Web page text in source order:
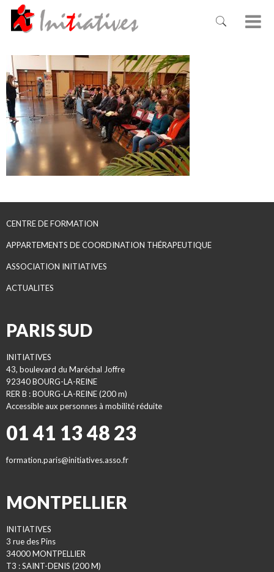
CENTRE DE FORMATION
APPARTEMENTS DE COORDINATION THÉRAPEUTIQUE
ASSOCIATION INITIATIVES
ACTUALITES
PARIS SUD
INITIATIVES
43, boulevard du Maréchal Joffre
92340 BOURG-LA-REINE
RER B : BOURG-LA-REINE (200 m)
Accessible aux personnes à mobilité réduite
01 41 13 48 23
formation.paris@initiatives.asso.fr
MONTPELLIER
INITIATIVES
3 rue des Pins
34000 MONTPELLIER
T3 : SAINT-DENIS (200 M)